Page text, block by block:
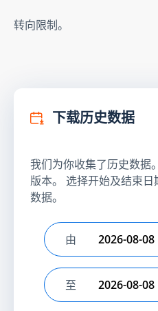
转向限制。
下载历史数据
我们为你收集了历史数据
版本。 选择开始及结束
数据。
选择开始日期
由
选择结束日期
至